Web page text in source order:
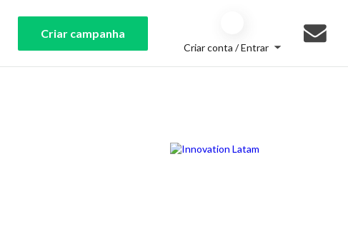
Criar campanha
Criar conta / Entrar